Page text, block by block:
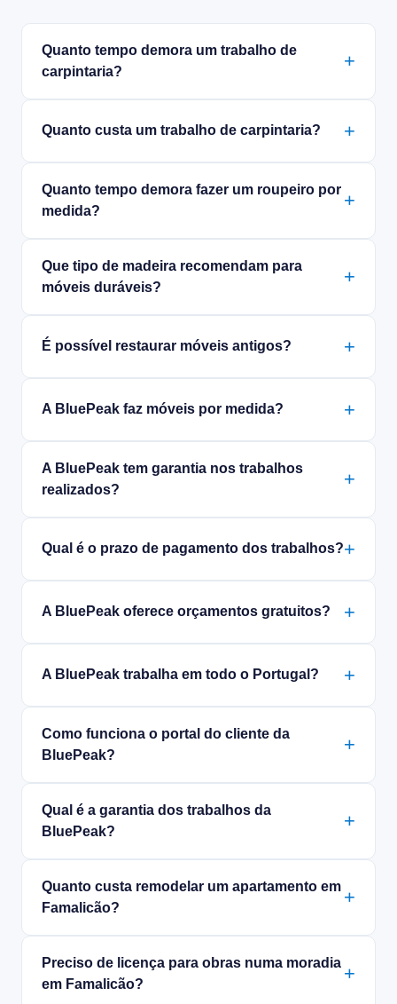
Quanto tempo demora um trabalho de
carpintaria?
Quanto custa um trabalho de carpintaria?
Quanto tempo demora fazer um roupeiro por
medida?
Que tipo de madeira recomendam para
móveis duráveis?
É possível restaurar móveis antigos?
A BluePeak faz móveis por medida?
A BluePeak tem garantia nos trabalhos
realizados?
Qual é o prazo de pagamento dos trabalhos?
A BluePeak oferece orçamentos gratuitos?
A BluePeak trabalha em todo o Portugal?
Como funciona o portal do cliente da
BluePeak?
Qual é a garantia dos trabalhos da
BluePeak?
Quanto custa remodelar um apartamento em
Famalicão?
Preciso de licença para obras numa moradia
em Famalicão?